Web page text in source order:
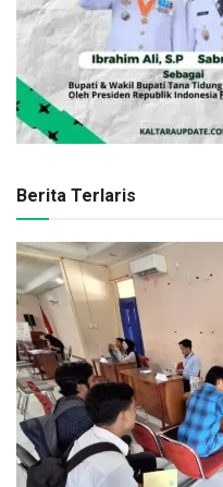
Berita Terlaris